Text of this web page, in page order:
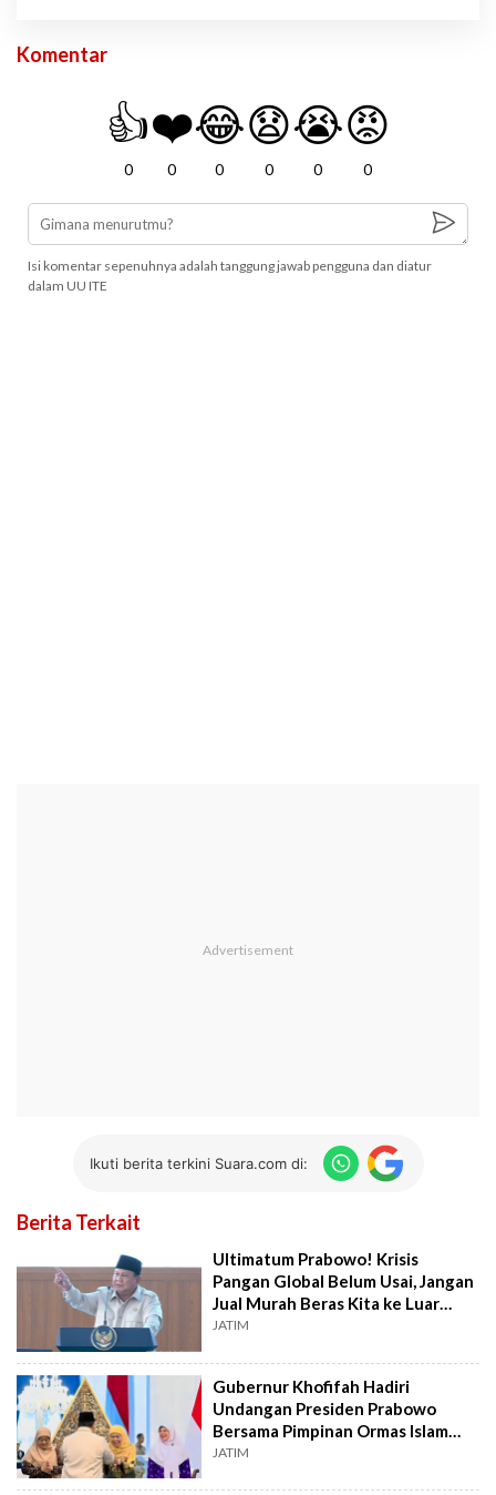
Komentar
👍
0
❤️
0
😂
0
😧
0
😭
0
😡
0
Isi komentar sepenuhnya adalah tanggung jawab pengguna dan diatur
dalam UU ITE
Ikuti berita terkini Suara.com di:
Berita Terkait
Ultimatum Prabowo! Krisis
Pangan Global Belum Usai, Jangan
Jual Murah Beras Kita ke Luar
Negeri!
JATIM
Gubernur Khofifah Hadiri
Undangan Presiden Prabowo
Bersama Pimpinan Ormas Islam
Indonesia di Istana
JATIM